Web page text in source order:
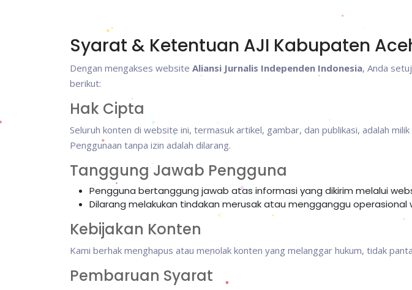
Syarat & Ketentuan AJI Kabupaten
Dengan mengakses website Aliansi Jurnalis Independen Indonesia, Anda
berikut:
Hak Cipta
Seluruh konten di website ini, termasuk artikel, gambar, dan publikasi, adalah milik
Penggunaan tanpa izin adalah dilarang.
Tanggung Jawab Pengguna
Pengguna bertanggung jawab atas informasi yang dikirim melalui
Dilarang melakukan tindakan merusak atau mengganggu operasional
Kebijakan Konten
Kami berhak menghapus atau menolak konten yang melanggar hukum, tidak
Pembaruan Syarat